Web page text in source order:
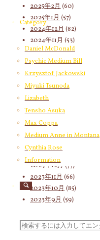
Category
Daniel McDonald
Psychic Medium Bill
Krzysztof Jackowski
Miyuki Tsunoda
Lizabeth
Tensho Asuka
Max Coppa
Medium Anne in Montana
Cynthia Rose
Information
検
2025年2月 (60)
2025年1月 (57)
2024年12月 (82)
2024年11月 (53)
2024年10月(65)
2024年9月(58)
2024年8月(65)
2024年7月(63)
2024年6月
2024年5月(72)
2024年4月
2024年3月
(70)
2024年2月
2023年12月 (77)
2023年11月 (66)
2023年10月 (85)
2023年9月 (59)
2023年7月(89)